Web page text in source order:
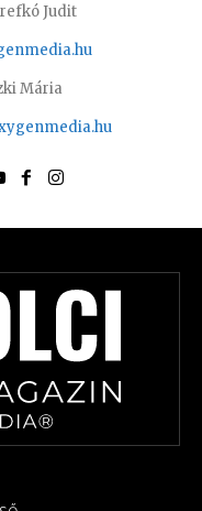
Judit
Mária